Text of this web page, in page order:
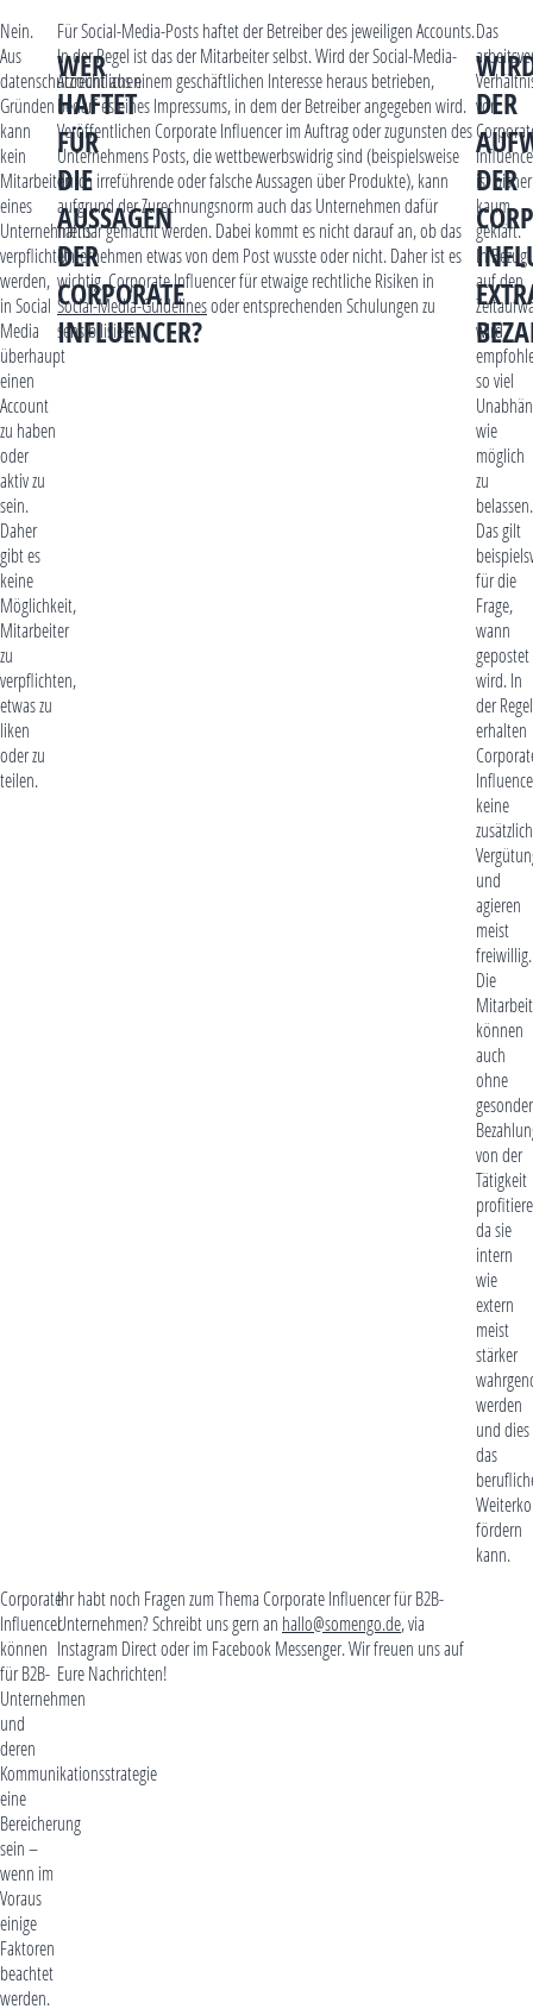
Nein.
Aus
datenschutzrechtlichen
Gründen
kann
kein
Mitarbeiter
eines
Unternehmens
verpflichtet
werden,
in Social
Media
überhaupt
einen
Account
zu haben
oder
aktiv zu
sein.
Daher
gibt es
keine
Möglichkeit,
Mitarbeiter
zu
verpflichten,
etwas zu
liken
oder zu
teilen.
WER
HAFTET
FÜR
DIE
AUSSAGEN
DER
CORPORATE
INFLUENCER?
Für Social-Media-Posts haftet der Betreiber des jeweiligen Accounts.
In der Regel ist das der Mitarbeiter selbst. Wird der Social-Media-
Account aus einem geschäftlichen Interesse heraus betrieben,
bedarf es eines Impressums, in dem der Betreiber angegeben wird.
Veröffentlichen Corporate Influencer im Auftrag oder zugunsten des
Unternehmens Posts, die wettbewerbswidrig sind (beispielsweise
durch irreführende oder falsche Aussagen über Produkte), kann
aufgrund der Zurechnungsnorm auch das Unternehmen dafür
haftbar gemacht werden. Dabei kommt es nicht darauf an, ob das
Unternehmen etwas von dem Post wusste oder nicht. Daher ist es
wichtig, Corporate Influencer für etwaige rechtliche Risiken in
Social-Media-Guidelinesoder entsprechenden Schulungen zu
sensibilisieren.
DER
DER
Das
von
ist bisher
kaum
geklärt.
In Bezug
auf den
wird
so viel
wie
möglich
zu
belassen.
Das gilt
für die
Frage,
wann
gepostet
wird. In
der Regel
erhalten
keine
und
agieren
meist
freiwillig.
Die
können
auch
ohne
von der
Tätigkeit
da sie
intern
wie
extern
meist
stärker
werden
und dies
das
fördern
kann.
Corporate
Influencer
können
für B2B-
Unternehmen
und
deren
Kommunikationsstrategie
eine
Bereicherung
sein –
wenn im
Voraus
einige
Faktoren
beachtet
werden.
Ihr habt noch Fragen zum Thema Corporate Influencer für B2B-
Unternehmen? Schreibt uns gern an hallo@somengo.de, via
Instagram Direct oder im Facebook Messenger. Wir freuen uns auf
Eure Nachrichten!